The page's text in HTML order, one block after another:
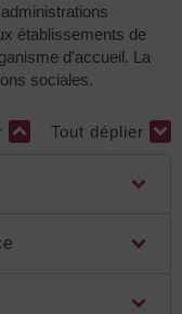
établissements de
d'accueil. La
sociales.
Tout déplier